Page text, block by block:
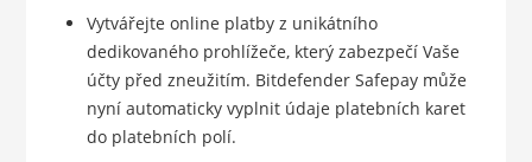
Vytvářejte online platby z unikátního
dedikovaného prohlížeče, který zabezpečí Vaše
účty před zneužitím. Bitdefender Safepay může
nyní automaticky vyplnit údaje platebních karet
do platebních polí.